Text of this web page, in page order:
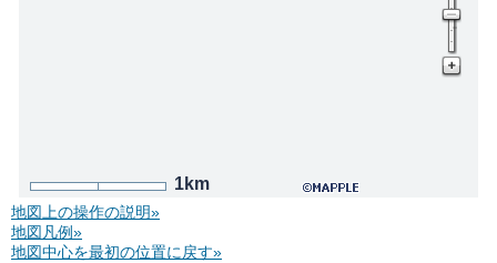
1km
地図上の操作の説明»
地図凡例»
地図中心を最初の位置に戻す»